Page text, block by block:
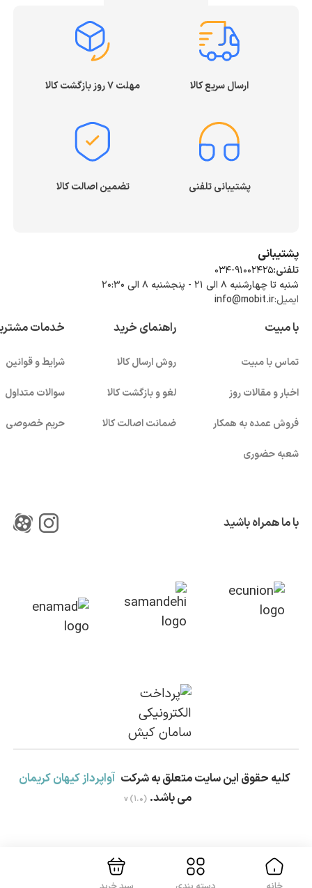
ارسال سریع کالا مهلت ۷ روز بازگشت کالا
پشتیبانی تلفنی تضمین اصالت کالا
پشتیبانی
تلفنی:034-91002425
شنبه تا چهارشنبه ۸ الی ۲۱ - پنجشنبه 8 الی ۲۰:۳۰
ایمیل:info@mobit.ir
با مبیت
تماس با مبیت
اخبار و مقالات روز
فروش عمده به همکار
شعبه حضوری
راهنمای خرید
روش ارسال کالا
لغو و بازگشت کالا
ضمانت اصالت کالا
خدمات
شرایط و قوانین
سوالات متداول
حریم خصوصی
با ما همراه باشید
کلیه حقوق این سایت متعلق به شرکت آواپرداز کیهان کریمان
می باشد. v (1.0)بستن!